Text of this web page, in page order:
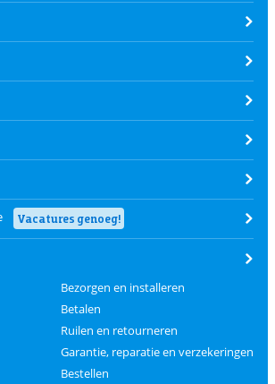
Vacatures genoeg!
Bezorgen en installeren
Betalen
Ruilen en retourneren
Garantie, reparatie en verzekeringen
Bestellen